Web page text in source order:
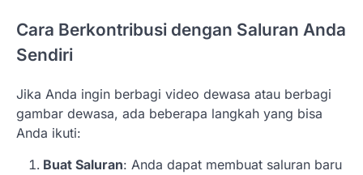
Cara Berkontribusi dengan Saluran Anda
Sendiri
Jika Anda ingin berbagi video dewasa atau berbagi
gambar dewasa, ada beberapa langkah yang bisa
Anda ikuti:
Buat Saluran: Anda dapat membuat saluran baru